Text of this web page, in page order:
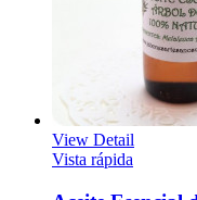
View Detail
Vista rápida